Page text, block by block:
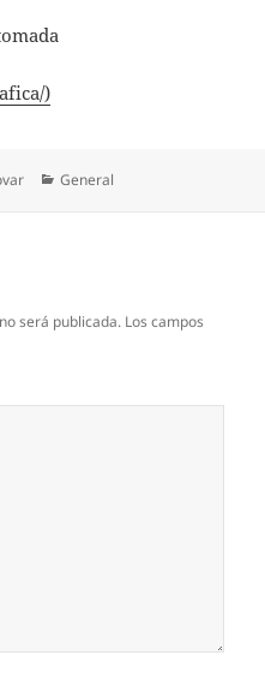
)
Categorías
General
será publicada. Los campos